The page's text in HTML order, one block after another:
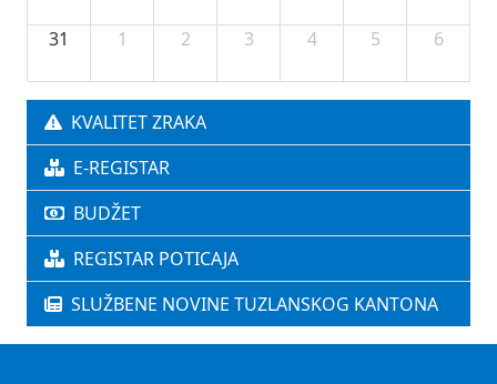
31 1 2 3 4 5 6
KVALITET ZRAKA
E-REGISTAR
BUDŽET
REGISTAR POTICAJA
SLUŽBENE NOVINE TUZLANSKOG KANTONA